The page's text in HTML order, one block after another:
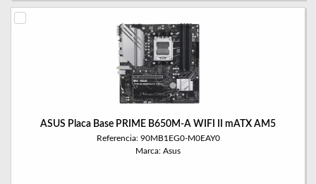
ASUS Placa Base PRIME B650M-A WIFI II mATX AM5
Referencia: 90MB1EG0-M0EAY0
Marca: Asus